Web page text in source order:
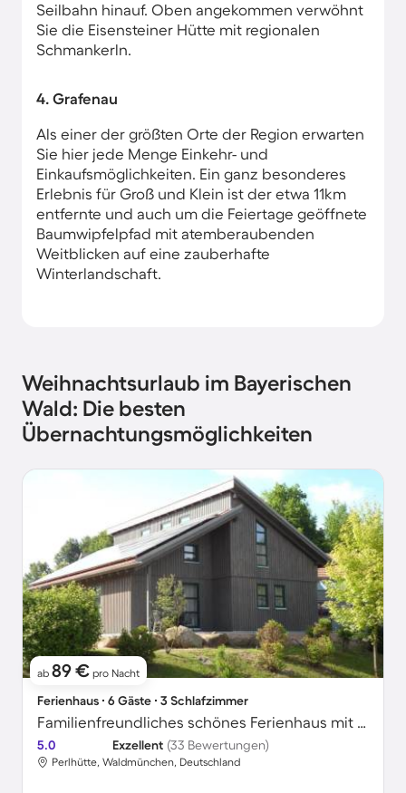
Seilbahn hinauf. Oben angekommen verwöhnt
Sie die Eisensteiner Hütte mit regionalen
Schmankerln.
4. Grafenau
Als einer der größten Orte der Region erwarten
Sie hier jede Menge Einkehr- und
Einkaufsmöglichkeiten. Ein ganz besonderes
Erlebnis für Groß und Klein ist der etwa 11km
entfernte und auch um die Feiertage geöffnete
Baumwipfelpfad mit atemberaubenden
Weitblicken auf eine zauberhafte
Winterlandschaft.
Weihnachtsurlaub im Bayerischen
Wald: Die besten
Übernachtungsmöglichkeiten
ab 89 € pro Nacht
Ferienhaus ∙ 6 Gäste ∙ 3 Schlafzimmer
Familienfreundliches schönes Ferienhaus mit Grill, Pool und Garten | Naturblick | Hunde erlaubt
5.0 Exzellent (33 Bewertungen)
Perlhütte, Waldmünchen, Deutschland